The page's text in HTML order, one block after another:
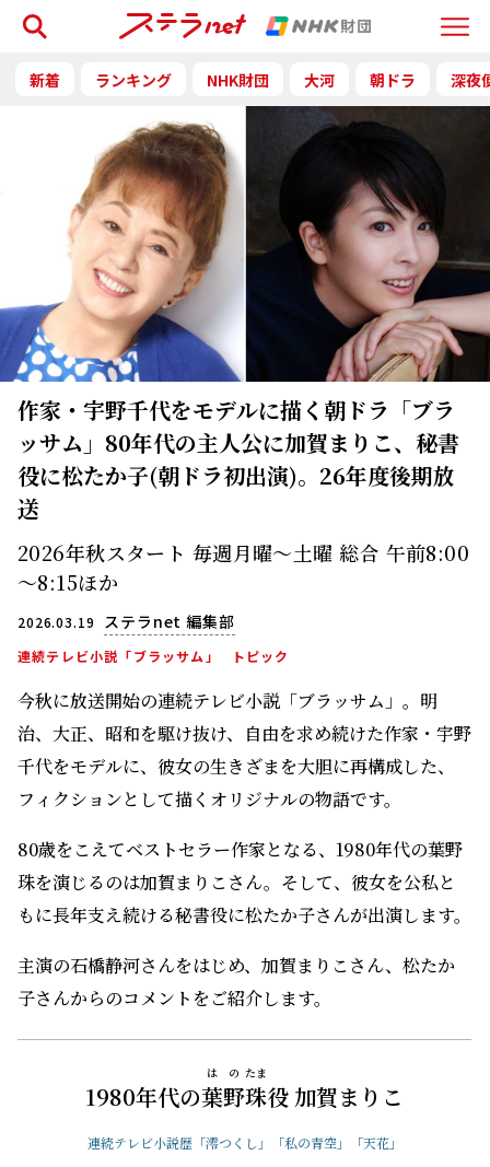
Menu
検索
新着 ランキング NHK財団 大河 朝ドラ 深夜
作家・宇野千代をモデルに描く朝ドラ「ブラ
ッサム」80年代の主人公に加賀まりこ、秘書
役に松たか子(朝ドラ初出演)。26年度後期放
送
2026年秋スタート 毎週月曜～土曜 総合 午前8:00
～8:15ほか
2026.03.19 ステラnet 編集部
連続テレビ小説「ブラッサム」 トピック
今秋に放送開始の連続テレビ小説「ブラッサム」。明
治、大正、昭和を駆け抜け、自由を求め続けた作家・宇野
千代をモデルに、彼女の生きざまを大胆に再構成した、
フィクションとして描くオリジナルの物語です。
80歳をこえてベストセラー作家となる、1980年代の葉野
珠を演じるのは加賀まりこさん。そして、彼女を公私と
もに長年支え続ける秘書役に松たか子さんが出演します。
主演の石橋静河さんをはじめ、加賀まりこさん、松たか
子さんからのコメントをご紹介します。
1980年代の葉野
はの
珠
たま
役 加賀まりこ
連続テレビ小説歴「澪つくし」「私の青空」「天花」